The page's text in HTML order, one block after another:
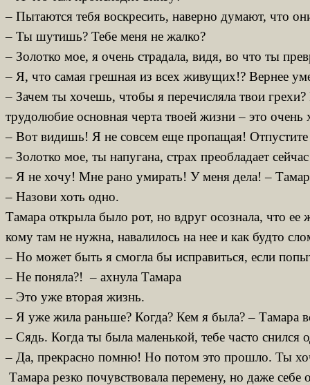
– Пытаются тебя воскресить, наверно думают, что
– Ты шутишь? Тебе меня не жалко?
– Золотко мое, я очень страдала, видя, во что ты
– Я, что самая грешная из всех живущих!? Вернее
– Зачем ты хочешь, чтобы я перечисляла твои
трудолюбие основная черта твоей жизни – это
– Вот видишь! Я не совсем еще пропащая!
– Золотко мое, ты напугана, страх преобладает
– Я не хочу! Мне рано умирать! У меня дела! –
– Назови хоть одно.
Тамара открыла было рот, но вдруг осознала, что
кому там не нужна, навалилось на нее и как будто
– Но может быть я смогла бы исправиться, если
– Не поняла?! – ахнула Тамара
– Это уже вторая жизнь.
– Я уже жила раньше? Когда? Кем я была? – Тамара
– Сядь. Когда ты была маленькой, тебе часто
– Да, прекрасно помню! Но потом это прошло. Ты
Тамара резко почувствовала перемену, но даже